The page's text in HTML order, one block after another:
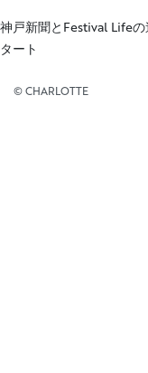
神戸新聞とFestival Life
タート
© CHARLOTTE